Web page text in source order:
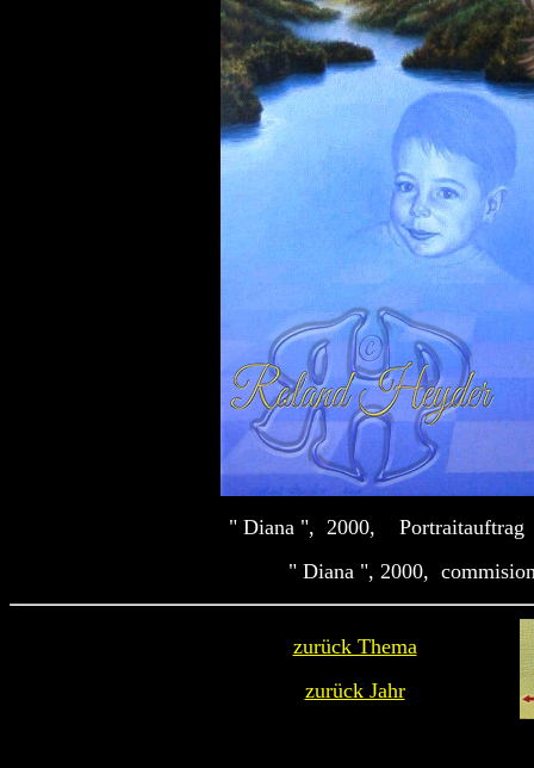
" Diana ", 2000,
" Diana ", 2000,
zurück Thema
zurück Jahr